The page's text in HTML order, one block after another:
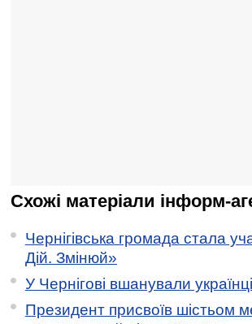
Схожі матеріали інформ-
Чернігівська громада стала
Дій. Змінюй»
У Чернігові вшанували
Президент присвоїв шістьом